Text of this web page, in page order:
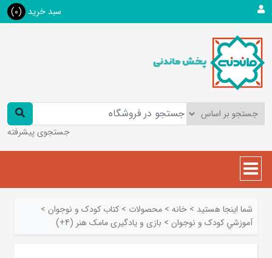
سبد خرید (0)
جستجوی پیشرفته
شما اینجا هستید > خانه > محصولات > کتاب کودک و نوجوان >
آموزشي کودک و نوجوان > بازی و یادگیری مامک هنر (4+)